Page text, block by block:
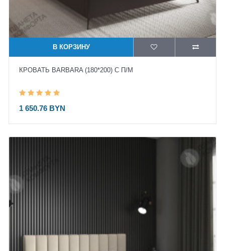
В КОРЗИНУ
КРОВАТЬ BARBARA (180*200) С П/М
1 650.76 BYN